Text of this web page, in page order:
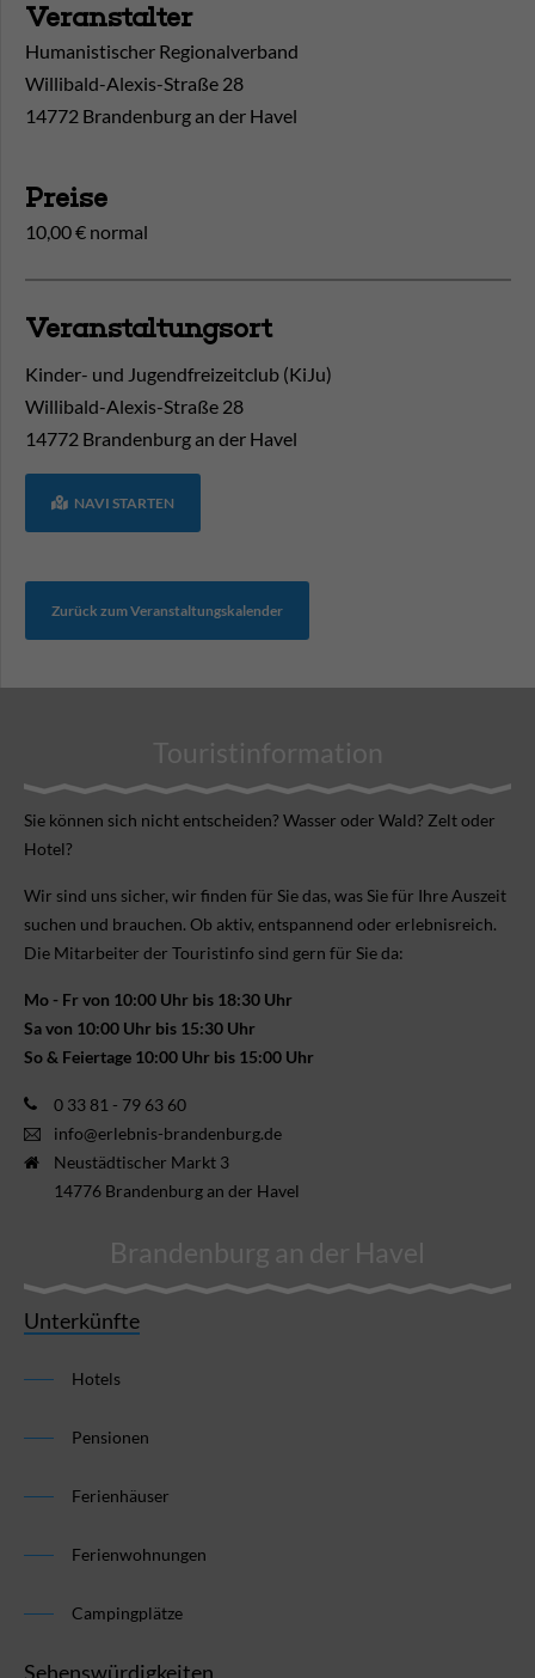
Veranstalter
Humanistischer Regionalverband
Willibald-Alexis-Straße 28
14772 Brandenburg an der Havel
Preise
10,00 € normal
Veranstaltungsort
Kinder- und Jugendfreizeitclub (KiJu)
Willibald-Alexis-Straße 28
14772 Brandenburg an der Havel
NAVI STARTEN
Zurück zum Veranstaltungskalender
Touristinformation
Sie können sich nicht ent­scheiden? Wasser oder Wald? Zelt oder
Hotel?
Wir sind uns sicher, wir finden für Sie das, was Sie für Ihre Aus­zeit
suchen und brauchen. Ob aktiv, ent­spannend oder erlebnis­reich.
Die Mitarbeiter der Touristinfo sind gern für Sie da:
Mo - Fr von 10:00 Uhr bis 18:30 Uhr
Sa von 10:00 Uhr bis 15:30 Uhr
So & Feiertage 10:00 Uhr bis 15:00 Uhr
0 33 81 - 79 63 60
info@erlebnis-brandenburg.de
Neustädtischer Markt 3
14776 Brandenburg an der Havel
Brandenburg an der Havel
Unterkünfte
Hotels
Pensionen
Ferienhäuser
Ferienwohnungen
Campingplätze
Sehenswürdigkeiten